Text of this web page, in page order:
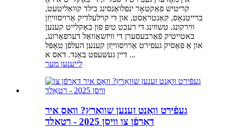
קריטיש פאַקטאָר ינפלואַנסינג בילד קוואַליטעט,
ברייטנאַס, קאַנטראַסט, און די קוילעלדיק אַרויסווייַזן
ווירקונג. טשוזינג די רעכט טיפּ פון באַקלייט קענען
באטייטיק פֿאַרבעסערן די וויזשאַוואַל דערפאַרונג,
און אַ פּאַסיק געפירט אַרויסווייַזן קענען העלפֿן טאָפּל
דיין געשעפט באַנד. דאס א ...
לייענען מער
געפֿירט וואַנט זענען שוואַרץ? וואָס איר
דאַרפֿן צו וויסן 2025 - רטאַלד